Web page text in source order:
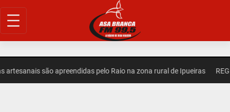
Pular
para
são apreendidas pelo Raio na zona rural de Ipueiras